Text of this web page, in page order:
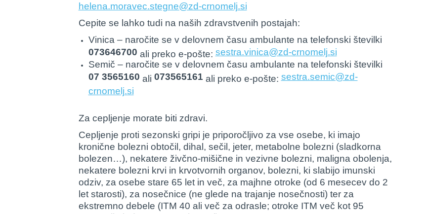
helena.moravec.stegne@zd-crnomelj.si
Cepite se lahko tudi na naših zdravstvenih postajah:
Vinica – naročite se v delovnem času ambulante na telefonski številki
073646700 ali preko e-pošte: sestra.vinica@zd-crnomelj.si
Semič – naročite se v delovnem času ambulante na telefonski številki
07 3565160 ali 073565161 ali preko e-pošte: sestra.semic@zd-
crnomelj.si
Za cepljenje morate biti zdravi.
Cepljenje proti sezonski gripi je priporočljivo za vse osebe, ki imajo
kronične bolezni obtočil, dihal, sečil, jeter, metabolne bolezni (sladkorna
bolezen…), nekatere živčno-mišične in vezivne bolezni, maligna obolenja,
nekatere bolezni krvi in krvotvornih organov, bolezni, ki slabijo imunski
odziv, za osebe stare 65 let in več, za majhne otroke (od 6 mesecev do 2
let starosti), za nosečnice (ne glede na trajanje nosečnosti) ter za
ekstremno debele (ITM 40 ali več za odrasle; otroke ITM več kot 95